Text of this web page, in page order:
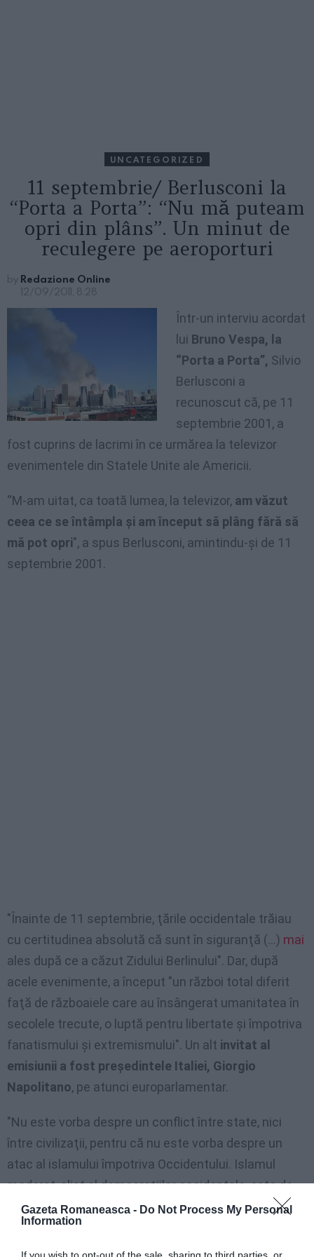
Gazeta Romaneasca - Do Not Process My Personal
Information
If you wish to opt-out of the sale, sharing to third parties, or
UNCATEGORIZED
11 septembrie/ Berlusconi la
“Porta a Porta”: “Nu mă puteam
opri din plâns”. Un minut de
reculegere pe aeroporturi
by Redazione Online
12/09/2011, 8:28
Într-un interviu acordat
lui Bruno Vespa, la
“Porta a Porta”, Silvio
Berlusconi a
recunoscut că, pe 11
septembrie 2001, a
fost cuprins de lacrimi în ce urmărea la televizor
evenimentele din Statele Unite ale Americii.
“M-am uitat, ca toată lumea, la televizor, am văzut
ceea ce se întâmpla şi am început să plâng fără să
mă pot opri", a spus Berlusconi, amintindu-şi de 11
septembrie 2001.
"Înainte de 11 septembrie, ţările occidentale trăiau
cu certitudinea absolută că sunt în siguranţă (…) mai
ales după ce a căzut Zidului Berlinului". Dar, după
acele evenimente, a început "un război total diferit
faţă de războaiele care au însângerat umanitatea în
secolele trecute, o luptă pentru libertate şi împotriva
fanatismului şi extremismului". Un alt invitat al
emisiunii a fost preşedintele Italiei, Giorgio
Napolitano, pe atunci europarlamentar.
"Nu este vorba despre un conflict între state, nici
între civilizaţii, pentru că nu este vorba despre un
atac al islamului împotriva Occidentului. Islamul
moderat, aliat al democraţiilor occidentale, este de
asemenea ţinta teroriştilor. El este chiar înprima
linie", a mai spus Berlusconi.